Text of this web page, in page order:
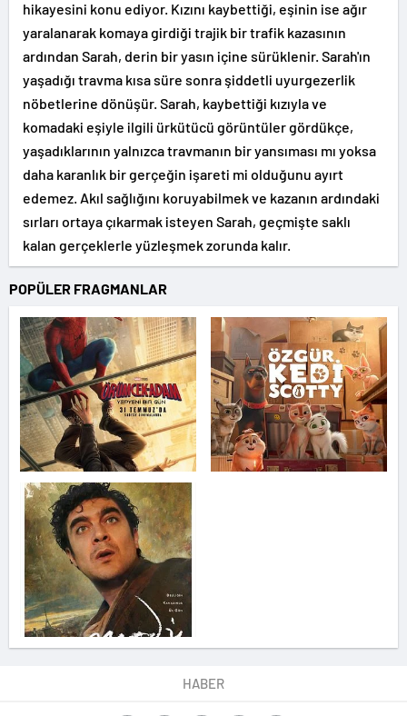
hikayesini konu ediyor. Kızını kaybettiği, eşinin ise ağır
yaralanarak komaya girdiği trajik bir trafik kazasının
ardından Sarah, derin bir yasın içine sürüklenir. Sarah'ın
yaşadığı travma kısa süre sonra şiddetli uyurgezerlik
nöbetlerine dönüşür. Sarah, kaybettiği kızıyla ve
komadaki eşiyle ilgili ürkütücü görüntüler gördükçe,
yaşadıklarının yalnızca travmanın bir yansıması mı yoksa
daha karanlık bir gerçeğin işareti mi olduğunu ayırt
edemez. Akıl sağlığını koruyabilmek ve kazanın ardındaki
sırları ortaya çıkarmak isteyen Sarah, geçmişte saklı
kalan gerçeklerle yüzleşmek zorunda kalır.
POPÜLER FRAGMANLAR
HABER